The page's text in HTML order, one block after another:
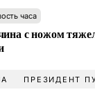
часа
с ножом
ПРЕЗИДЕНТ